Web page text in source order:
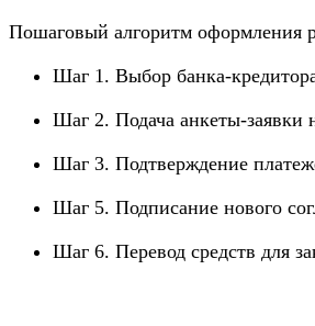
Пошаговый алгоритм оформления
Шаг 1. Выбор банка-
Шаг 2. Подача анкеты-заявки
Шаг 3. Подтверждение
Шаг 5. Подписание нового
Шаг 6. Перевод средств для